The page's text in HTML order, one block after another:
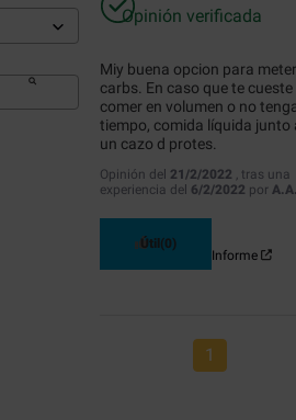
Opinión verificada
Miy buena opcion para meter
carbs. En caso que te cueste
comer en volumen o no
tiempo, comida líquida junto
un cazo d protes.
Opinión del 21/2/2022 , tras una
experiencia del 6/2/2022 por
Útil (0)
Informe
1